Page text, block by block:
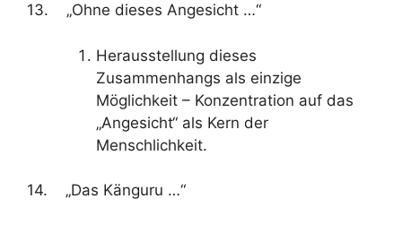
13. „Ohne dieses Angesicht …“
Herausstellung dieses
Zusammenhangs als einzige
Möglichkeit – Konzentration auf das
„Angesicht“ als Kern der
Menschlichkeit.
14. „Das Känguru …“